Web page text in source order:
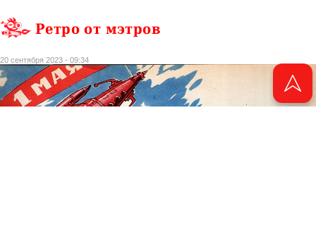
Ретро от мэтров
20 сентября 2023 - 09:34